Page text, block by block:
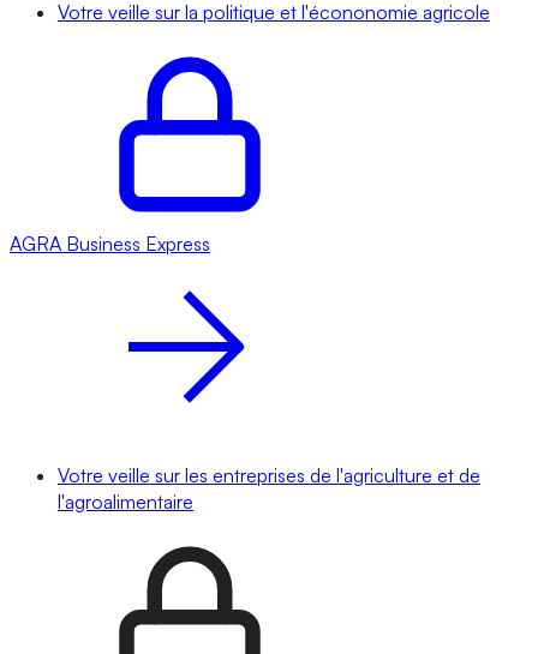
Votre veille sur la politique et l'écononomie agricole
AGRA Business Express
Votre veille sur les entreprises de l'agriculture et de
l'agroalimentaire